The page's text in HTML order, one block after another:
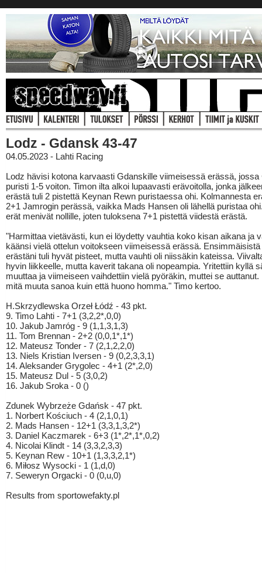
Lodz - Gdansk 43-47
04.05.2023 - Lahti Racing
Lodz hävisi kotona karvaasti Gdanskille viimeisessä erässä, jossa
puristi 1-5 voiton. Timon ilta alkoi lupaavasti erävoitolla, jonka
erästä tuli 2 pistettä Keynan Rewn puristaessa ohi. Kolmannesta
2+1 Jamrogin perässä, vaikka Mads Hansen oli lähellä puristaa
erät menivät nollille, joten tuloksena 7+1 pistettä viidestä erästä.
"Harmittaa vietävästi, kun ei löydetty vauhtia koko kisan aikana ja
käänsi vielä ottelun voitokseen viimeisessä erässä.
erästäni tuli hyvät pisteet, mutta vauhti oli niissäkin kateissa.
hyvin liikkeelle, mutta kaverit takana oli nopeampia. Yritettiin kyllä
muuttaa ja viimeiseen vaihdettiin vielä pyöräkin, muttei se auttanut.
mitä muuta sanoa kuin että huono homma." Timo kertoo.
H.Skrzydlewska Orzeł Łódź - 43 pkt.
9. Timo Lahti - 7+1 (3,2,2*,0,0)
10. Jakub Jamróg - 9 (1,1,3,1,3)
11. Tom Brennan - 2+2 (0,0,1*,1*)
12. Mateusz Tonder - 7 (2,1,2,2,0)
13. Niels Kristian Iversen - 9 (0,2,3,3,1)
14. Aleksander Grygolec - 4+1 (2*,2,0)
15. Mateusz Dul - 5 (3,0,2)
16. Jakub Sroka - 0 ()
Zdunek Wybrzeże Gdańsk - 47 pkt.
1. Norbert Kościuch - 4 (2,1,0,1)
2. Mads Hansen - 12+1 (3,3,1,3,2*)
3. Daniel Kaczmarek - 6+3 (1*,2*,1*,0,2)
4. Nicolai Klindt - 14 (3,3,2,3,3)
5. Keynan Rew - 10+1 (1,3,3,2,1*)
6. Miłosz Wysocki - 1 (1,d,0)
7. Seweryn Orgacki - 0 (0,u,0)
Results from sportowefakty.pl